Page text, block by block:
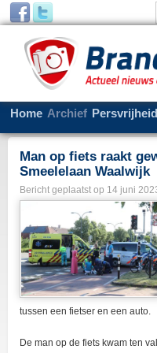
Home Archief Persvrijheid
Man op fiets raakt
Smeelelaan Waalwijk
Bericht geplaatst op 14 juni
tussen een fietser en een auto.
De man op de fiets kwam ten